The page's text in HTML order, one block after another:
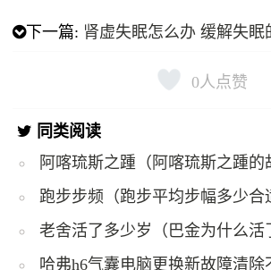
下一篇: 肾虚失眠怎么办 缓解失眠
0 人点赞
同类阅读
阿喀琉斯之踵（阿喀琉斯之踵的
跑步步频（跑步平均步幅多少合
老舍活了多少岁（巴金为什么活
哈弗h6气囊电脑更换新故障清除